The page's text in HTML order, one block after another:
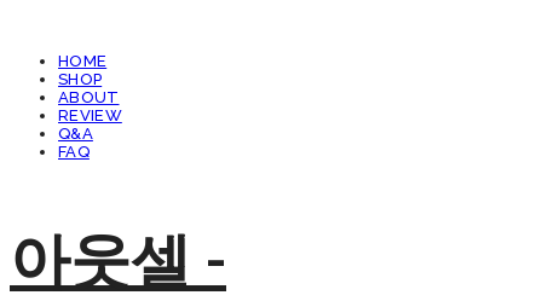
HOME
SHOP
ABOUT
REVIEW
Q&A
FAQ
아웃셀 -